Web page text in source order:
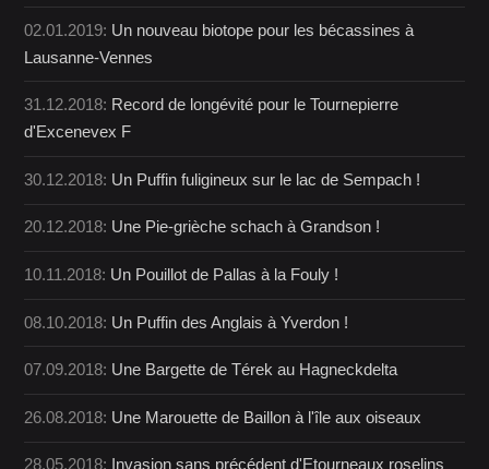
02.01.2019: Un nouveau biotope pour les bécassines à
Lausanne-Vennes
31.12.2018: Record de longévité pour le Tournepierre
d'Excenevex F
30.12.2018: Un Puffin fuligineux sur le lac de Sempach !
20.12.2018: Une Pie-grièche schach à Grandson !
10.11.2018: Un Pouillot de Pallas à la Fouly !
08.10.2018: Un Puffin des Anglais à Yverdon !
07.09.2018: Une Bargette de Térek au Hagneckdelta
26.08.2018: Une Marouette de Baillon à l'île aux oiseaux
28.05.2018: Invasion sans précédent d'Etourneaux roselins